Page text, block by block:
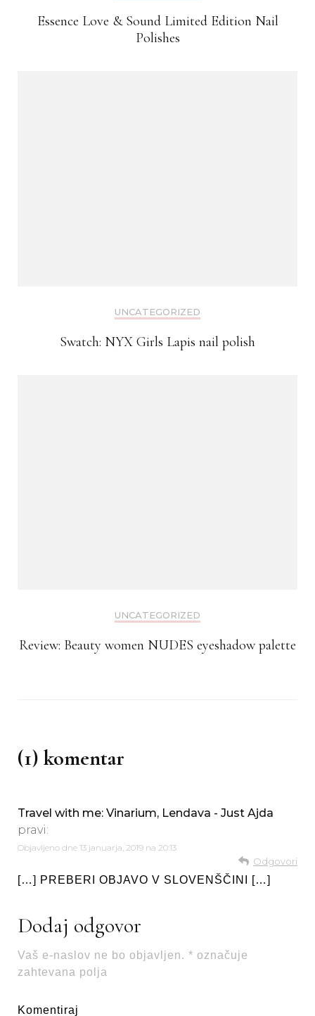
Essence Love & Sound Limited Edition Nail
Polishes
UNCATEGORIZED
Swatch: NYX Girls Lapis nail polish
UNCATEGORIZED
Review: Beauty women NUDES eyeshadow palette
(1) komentar
Travel with me: Vinarium, Lendava - Just Ajda
pravi:
Objavljeno dne 13 januarja, 2019 na 20:13
Odgovori
[…] PREBERI OBJAVO V SLOVENŠČINI […]
Dodaj odgovor
Vaš e-naslov ne bo objavljen. * označuje
zahtevana polja
Komentiraj